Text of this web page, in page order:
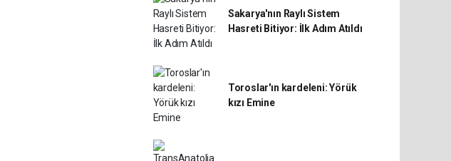
Sakarya'nın Raylı Sistem
Hasreti Bitiyor: İlk Adım Atıldı
Toroslar'ın kardeleni: Yörük
kızı Emine